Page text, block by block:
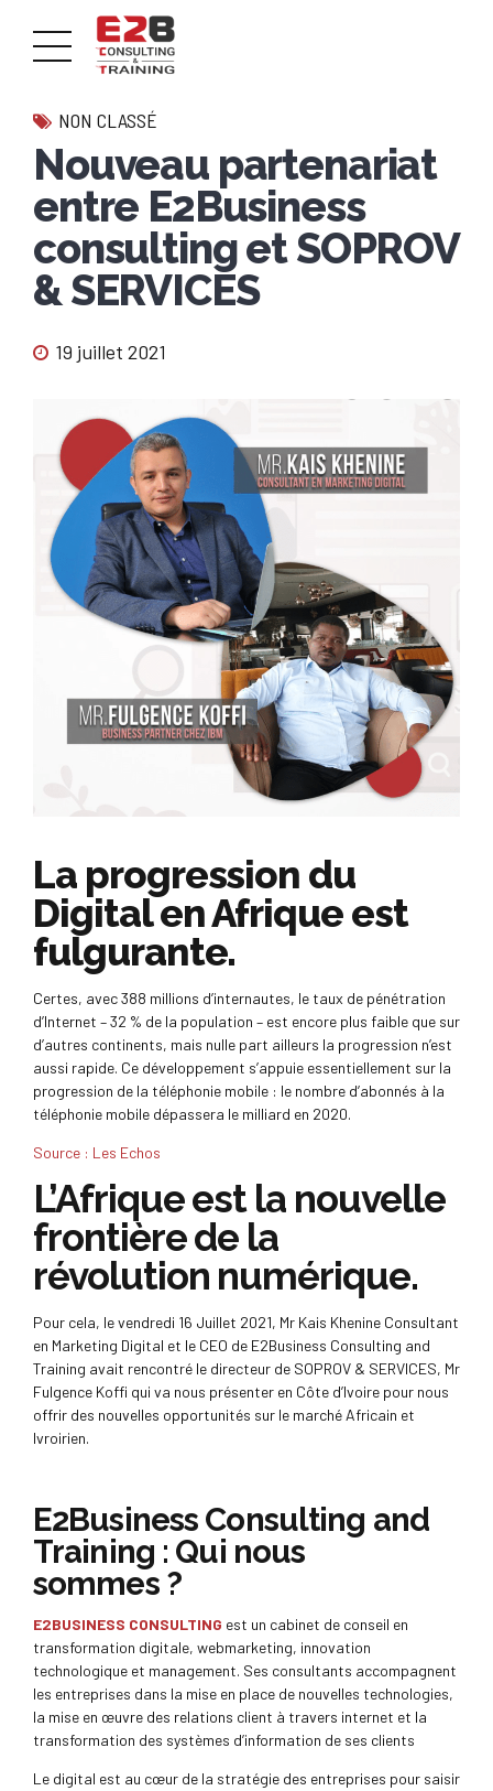
NON CLASSÉ
Nouveau partenariat
entre E2Business
consulting et SOPROV
& SERVICES
19 juillet 2021
La progression du
Digital en Afrique est
fulgurante.
Certes, avec 388 millions d’internautes, le taux de pénétration
d’Internet – 32 % de la population – est encore plus faible que sur
d’autres continents, mais nulle part ailleurs la progression n’est
aussi rapide. Ce développement s’appuie essentiellement sur la
progression de la téléphonie mobile : le nombre d’abonnés à la
téléphonie mobile dépassera le milliard en 2020.
Source : Les Echos
L’Afrique est la nouvelle
frontière de la
révolution numérique.
Pour cela, le vendredi 16 Juillet 2021, Mr Kais Khenine Consultant
en Marketing Digital et le CEO de E2Business Consulting and
Training avait rencontré le directeur de SOPROV & SERVICES, Mr
Fulgence Koffi qui va nous présenter en Côte d’Ivoire pour nous
offrir des nouvelles opportunités sur le marché Africain et
Ivroirien.
E2Business Consulting and
Training : Qui nous
sommes ?
E2BUSINESS CONSULTING est un cabinet de conseil en
transformation digitale, webmarketing, innovation
technologique et management. Ses consultants accompagnent
les entreprises dans la mise en place de nouvelles technologies,
la mise en œuvre des relations client à travers internet et la
transformation des systèmes d’information de ses clients
Le digital est au cœur de la stratégie des entreprises pour saisir